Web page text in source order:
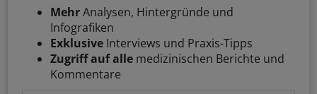
MehrAnalysen, Hintergründe und
Infografiken
Exklusive Interviews und Praxis-Tipps
Zugriff auf alle medizinischen Berichte und
Kommentare